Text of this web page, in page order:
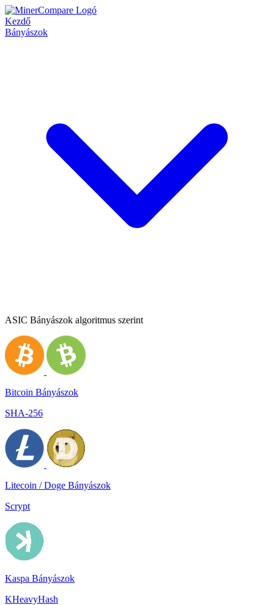
Kezdő
Bányászok
ASIC Bányászok algoritmus szerint
Bitcoin Bányászok
SHA-256
Litecoin / Doge Bányászok
Scrypt
Kaspa Bányászok
KHeavyHash